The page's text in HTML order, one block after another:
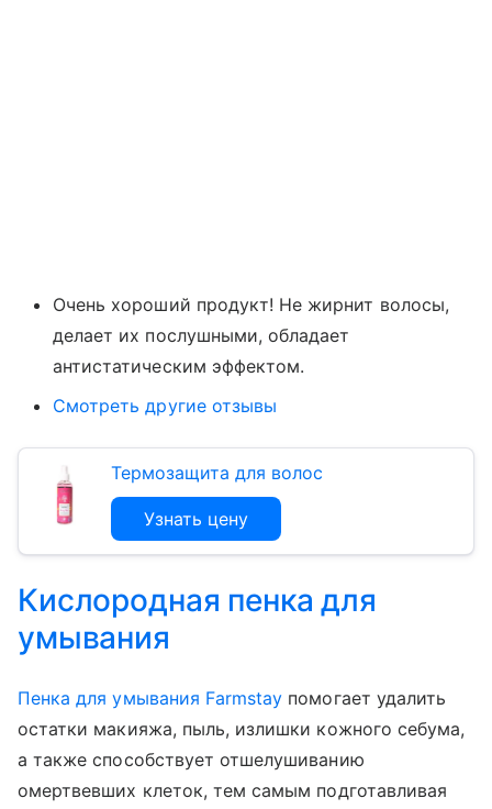
Очень хороший продукт! Не жирнит волосы,
делает их послушными, обладает
антистатическим эффектом.
Смотреть другие отзывы
Термозащита для волос
Узнать цену
Кислородная пенка для
умывания
Пенка для умывания Farmstay помогает удалить
остатки макияжа, пыль, излишки кожного себума,
а также способствует отшелушиванию
омертвевших клеток, тем самым подготавливая